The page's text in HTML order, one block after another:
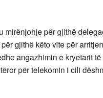
mirënjohje për gjithë
gjithë këto vite për
angazhimin e kryetarit
për telekomin i cili